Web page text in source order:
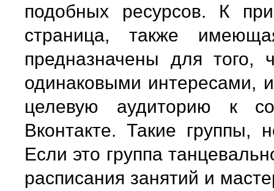
подобных ресурсов. К
страница, также
предназначены для того,
одинаковыми интересами,
целевую аудиторию к
Вконтакте. Такие группы,
Если это группа
расписания занятий и